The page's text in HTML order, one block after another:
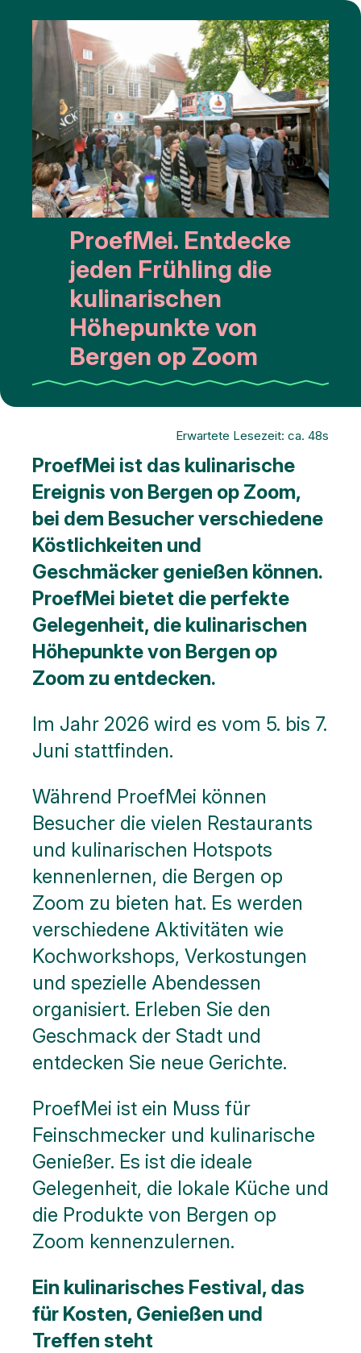
ProefMei. Entdecke
jeden Frühling die
kulinarischen
Höhepunkte von
Bergen op Zoom
Erwartete Lesezeit: ca. 48s
ProefMei ist das kulinarische
Ereignis von Bergen op Zoom,
bei dem Besucher verschiedene
Köstlichkeiten und
Geschmäcker genießen können.
ProefMei bietet die perfekte
Gelegenheit, die kulinarischen
Höhepunkte von Bergen op
Zoom zu entdecken.
Im Jahr 2026 wird es vom 5. bis 7.
Juni stattfinden.
Während ProefMei können
Besucher die vielen Restaurants
und kulinarischen Hotspots
kennenlernen, die Bergen op
Zoom zu bieten hat. Es werden
verschiedene Aktivitäten wie
Kochworkshops, Verkostungen
und spezielle Abendessen
organisiert. Erleben Sie den
Geschmack der Stadt und
entdecken Sie neue Gerichte.
ProefMei ist ein Muss für
Feinschmecker und kulinarische
Genießer. Es ist die ideale
Gelegenheit, die lokale Küche und
die Produkte von Bergen op
Zoom kennenzulernen.
Ein kulinarisches Festival, das
für Kosten, Genießen und
Treffen steht